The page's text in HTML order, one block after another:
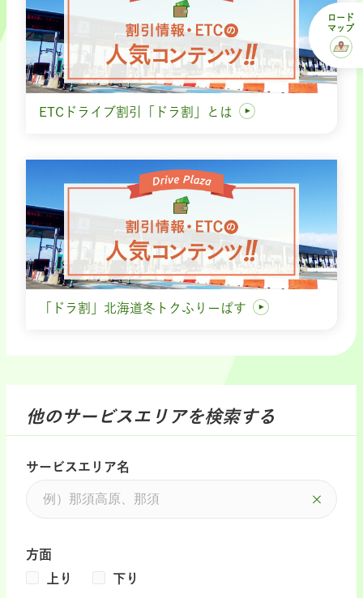
ETCドライブ割引「ドラ割」とは
「ドラ割」北海道冬トクふりーぱす
他のサービスエリアを検索する
サービスエリア名
方面
上り
下り
ロード
マップ